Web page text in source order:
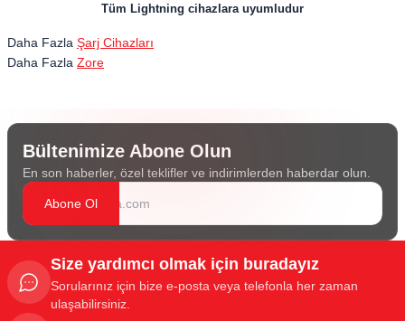
Tüm Lightning cihazlara uyumludur
Daha Fazla Şarj Cihazları
Daha Fazla Zore
Bültenimize Abone Olun
En son haberler, özel teklifler ve indirimlerden haberdar olun.
Abone Ol
Size yardımcı olmak için buradayız
Sorularınız için bize e-posta veya telefonla her zaman
ulaşabilirsiniz.